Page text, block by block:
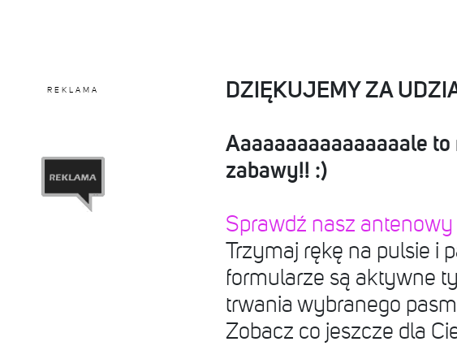
REKLAMA DZIĘKUJEMY ZA
Aaaaaaaaaaaaaaaale to
zabawy!! :)
Sprawdź nasz antenowy
Trzymaj rękę na pulsie i
formularze są aktywne
trwania wybranego
Zobacz co jeszcze dla